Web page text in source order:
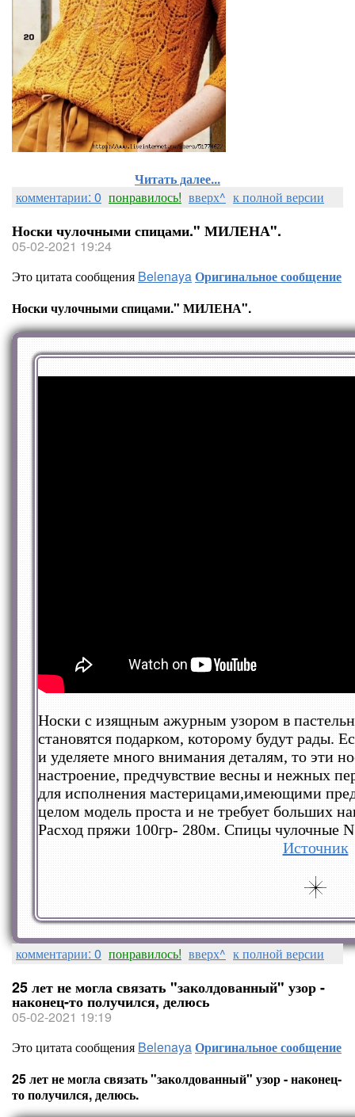
Читать далее...
комментарии: 0 понравилось! вверх^ к полной версии
Носки чулочными спицами." МИЛЕНА".
05-02-2021 19:24
Это цитата сообщения BelenayaОригинальное сообщение
Носки чулочными спицами." МИЛЕНА".
Носки с изящным ажурным узором в
становятся подарком, которому будут рады.
и уделяете много внимания деталям, то эти
настроение, предчувствие весны и нежных
для исполнения мастерицами,имеющими
целом модель проста и не требует больших
Расход пряжи 100гр- 280м. Спицы чулочные
Источник
комментарии: 0 понравилось! вверх^ к полной версии
25 лет не могла связать "заколдованный" узор -
наконец-то получился, делюсь
05-02-2021 19:19
Это цитата сообщения BelenayaОригинальное сообщение
25 лет не могла связать "заколдованный" узор - наконец-
то получился, делюсь.